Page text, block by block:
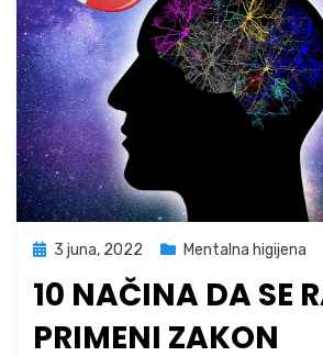
Posted
3 juna, 2022 Mentalna higijena
10 NAČINA DA SE
PRIMENI ZAKON